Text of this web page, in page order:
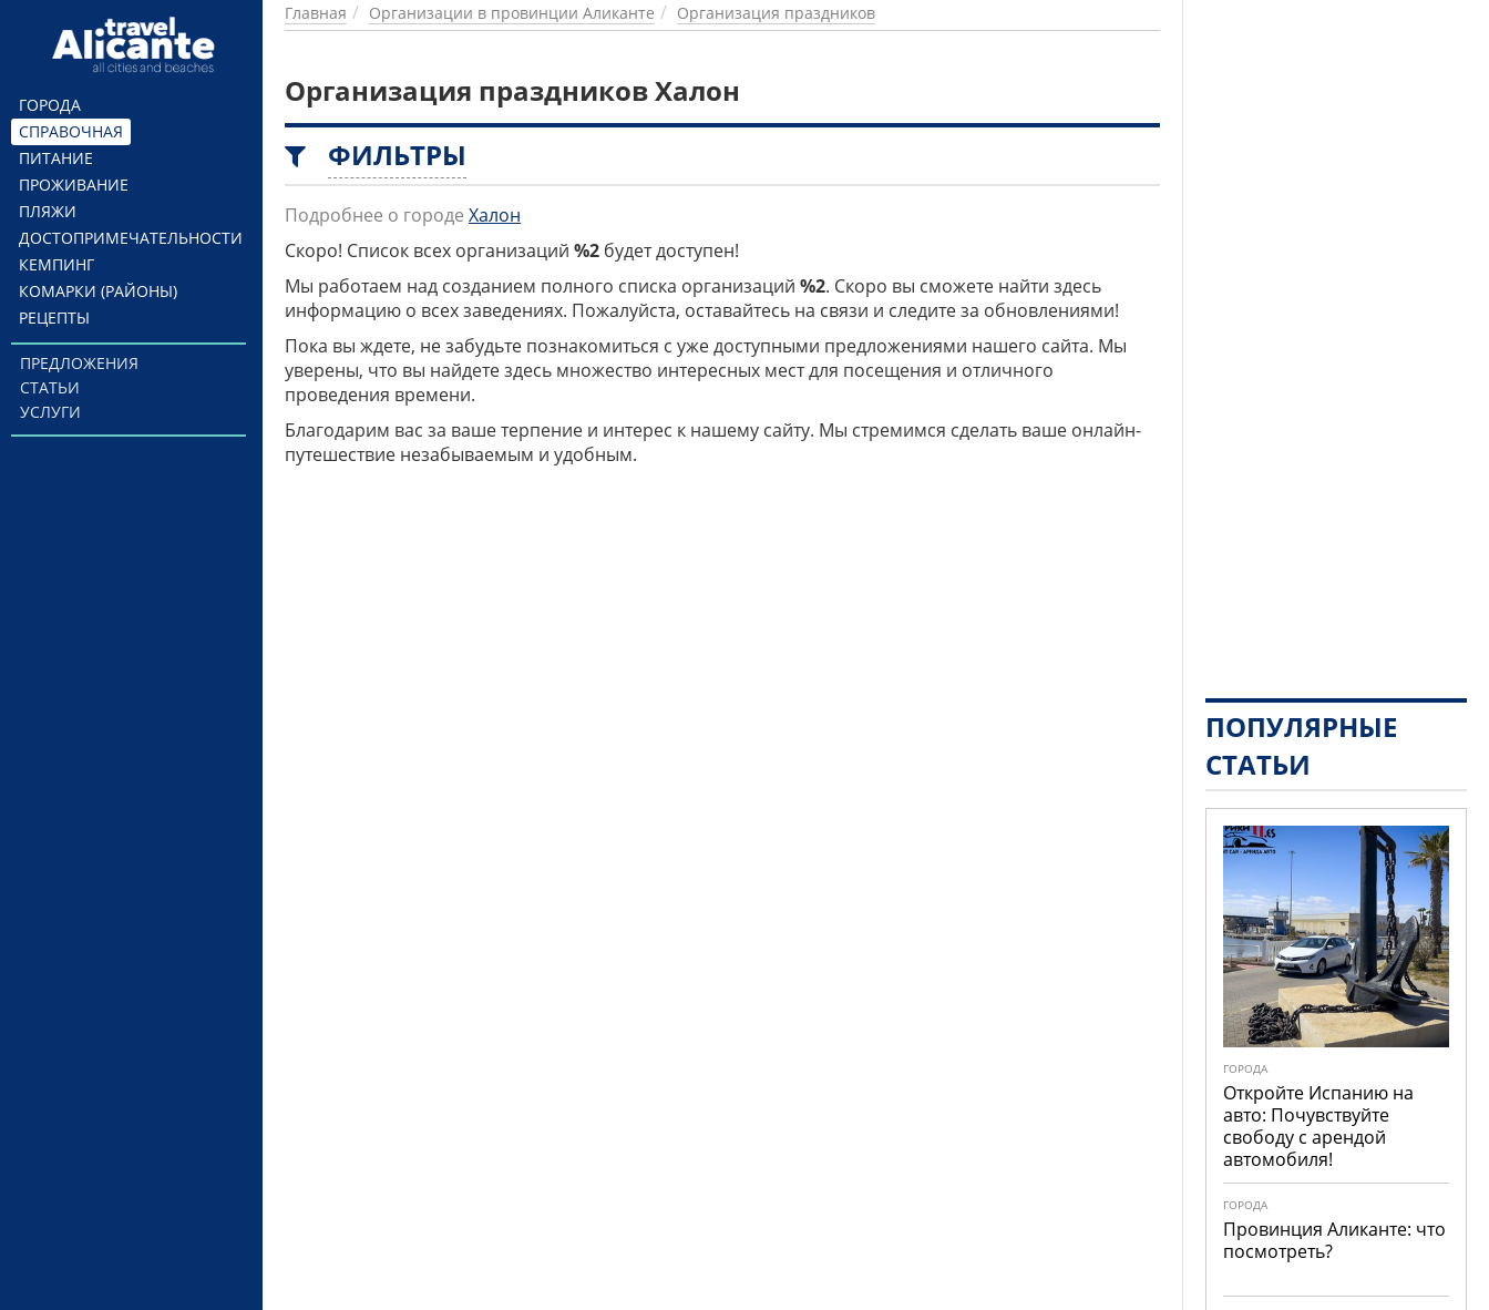
Перейти к основному содержанию
ГОРОДА
СПРАВОЧНАЯ
ПИТАНИЕ
ПРОЖИВАНИЕ
ПЛЯЖИ
ДОСТОПРИМЕЧАТЕЛЬНОСТИ
КЕМПИНГ
КОМАРКИ (РАЙОНЫ)
РЕЦЕПТЫ
ПРЕДЛОЖЕНИЯ
СТАТЬИ
УСЛУГИ
Главная Организации в провинции Аликанте Организация праздников
Организация праздников Халон
ФИЛЬТРЫ
Подробнее о городе Халон
Скоро! Список всех организаций %2 будет доступен!
Мы работаем над созданием полного списка организаций %2. Скоро вы сможете найти здесь
информацию о всех заведениях. Пожалуйста, оставайтесь на связи и следите за обновлениями!
Пока вы ждете, не забудьте познакомиться с уже доступными предложениями нашего сайта. Мы
уверены, что вы найдете здесь множество интересных мест для посещения и отличного
проведения времени.
Благодарим вас за ваше терпение и интерес к нашему сайту. Мы стремимся сделать ваше онлайн-
путешествие незабываемым и удобным.
ПОПУЛЯРНЫЕ
СТАТЬИ
ГОРОДА
Откройте Испанию на
авто: Почувствуйте
свободу с арендой
автомобиля!
ГОРОДА
Провинция Аликанте: что
посмотреть?